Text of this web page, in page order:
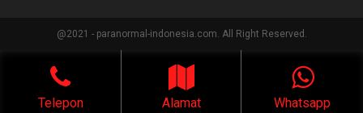
@2021 - paranormal-indonesia.com. All Right Reserved.
Telepon Alamat Whatsapp